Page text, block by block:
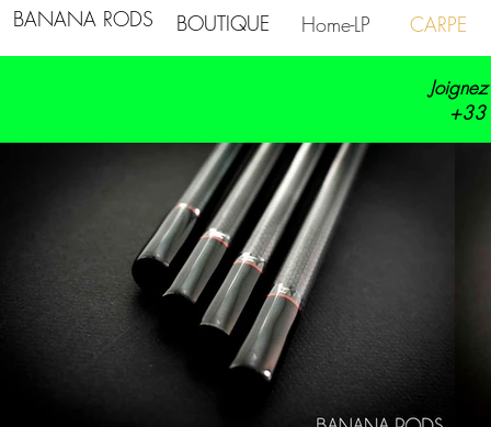
BANANA RODS BOUTIQUE Home-LP CARPE